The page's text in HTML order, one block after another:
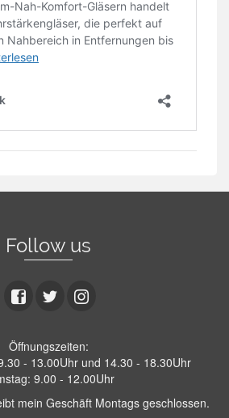
Follow us
Öffnungszeiten:
- 13.00Uhr und 14.30 - 18.30Uhr
9.00 - 12.00Uhr
mein Geschäft Montags geschlossen.